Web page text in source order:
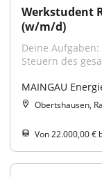
Werkstudent
(w/m/d)
Deine
Steuern des
MAINGAU
Obertshausen,
Von 22.000,00 €